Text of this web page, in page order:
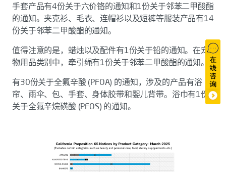
手套产品有4份关于六价铬的通知和1份关于邻苯二甲酸酯
的通知。夹克衫、毛衣、连帽衫以及短裤等服装产品有14
份关于邻苯二甲酸酯的通知。
值得注意的是，蜡烛以及配件有1份关于铅的通知。在宠
物用品类别中，牵引绳有1份关于邻苯二甲酸酯的通知。
有30份关于全氟辛酸 (PFOA) 的通知，涉及的产品有浴
帘、雨伞、包、手套、身体胶带和婴儿背带。浴巾有1份
关于全氟辛烷磺酸 (PFOS) 的通知。